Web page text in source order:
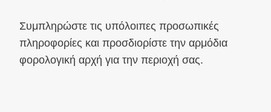
Συμπληρώστε τις υπόλοιπες προσωπικές
πληροφορίες και προσδιορίστε την αρμόδια
φορολογική αρχή για την περιοχή σας.